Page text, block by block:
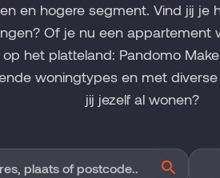
en hogere segment. Vind jij je
Of je nu een appartement
het platteland: Pandomo
woningtypes en met
jij jezelf al wonen?